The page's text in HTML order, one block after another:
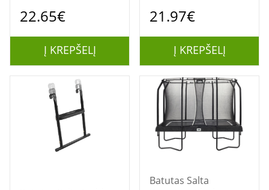
22.65€
Į KREPŠELĮ
21.97€
Į KREPŠELĮ
Batutas Salta